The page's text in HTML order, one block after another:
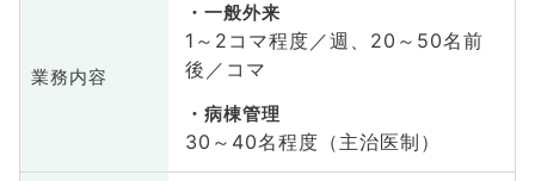
業務内容
一般外来
1～2コマ程度／週、20～50名前
後／コマ
病棟管理
30～40名程度（主治医制）